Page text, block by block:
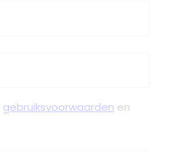
gebruiksvoorwaarden en